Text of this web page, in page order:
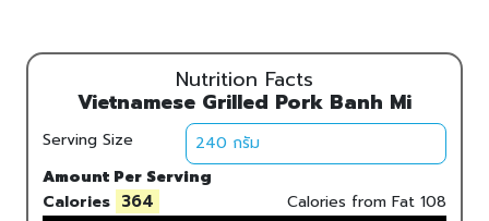
Nutrition Facts
Vietnamese Grilled Pork Banh Mi
Serving Size
Amount Per Serving
Calories 364 Calories from Fat 108